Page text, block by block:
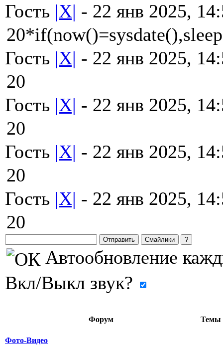
Гость |X| - 22 янв 2025,
Гость |X| - 22 янв 2025,
20
Гость |X| - 22 янв 2025,
20
Гость |X| - 22 янв 2025,
20
Гость |X| - 22 янв 2025,
20
Автообновление
Вкл/Выкл звук?
Форум Темы
Фото-Видео